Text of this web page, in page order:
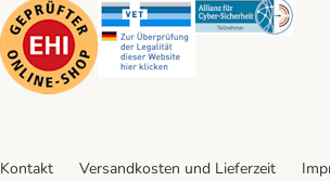
Security Security
Kontakt Versandkosten und Lieferzeit